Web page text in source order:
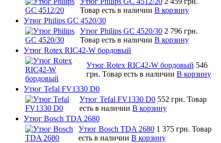
Товар есть в наличии В корзину
Утюг Philips GC 4520/30
Утюг Philips GC 4520/30 2 796 грн.
Товар есть в наличии В корзину
Утюг Rotex RIC42-W бордовый
Утюг Rotex RIC42-W бордовый 546
грн. Товар есть в наличии В корзину
Утюг Tefal FV1330 D0
Утюг Tefal FV1330 D0 552 грн. Товар
есть в наличии В корзину
Утюг Bosch TDA 2680
Утюг Bosch TDA 2680 1 375 грн. Товар
есть в наличии В корзину